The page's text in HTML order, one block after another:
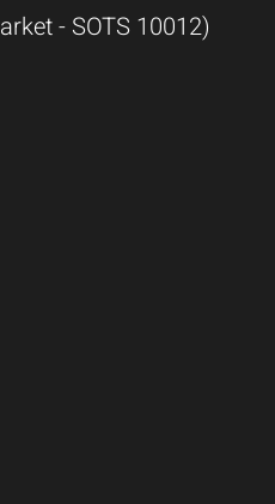
- SOTS 10012)